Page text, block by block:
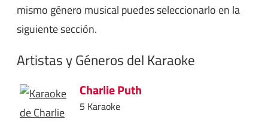
mismo género musical puedes seleccionarlo en la
siguiente sección.
Artistas y Géneros del Karaoke
Charlie Puth
5 Karaoke